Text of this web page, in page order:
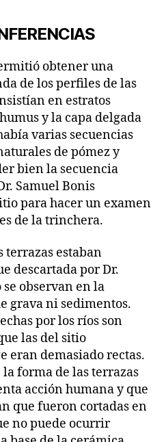
obtener una
de los perfiles de las
en estratos
y la capa delgada
varias secuencias
de pómez y
bien la secuencia
Samuel Bonis
para hacer un examen
de la trinchera.
terrazas estaban
descartada por Dr.
observan en la
grava ni sedimentos.
por los ríos son
las del sitio
eran demasiado rectas.
forma de las terrazas
acción humana y que
que fueron cortadas en
no puede ocurrir